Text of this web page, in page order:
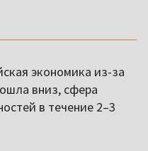
экономика из-за
вниз, сфера
в течение 2–3